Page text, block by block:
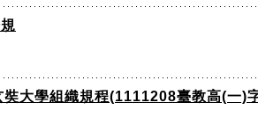
奘大學組織規程(1111208臺教高(一)